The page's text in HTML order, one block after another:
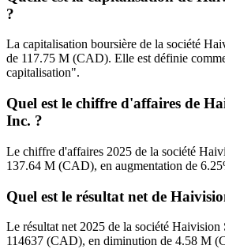
?
La capitalisation boursière de la société
de 117.75 M (CAD). Elle est définie
capitalisation".
Quel est le chiffre d'affaires de
Inc. ?
Le chiffre d'affaires 2025 de la société
137.64 M (CAD), en augmentation de
Quel est le résultat net de
Le résultat net 2025 de la société Haivision
114637 (CAD), en diminution de 4.58 M